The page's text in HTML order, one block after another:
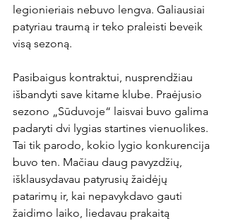
legionieriais nebuvo lengva. Galiausiai
patyriau traumą ir teko praleisti beveik
visą sezoną.
Pasibaigus kontraktui, nusprendžiau
išbandyti save kitame klube. Praėjusio
sezono „Sūduvoje“ laisvai buvo galima
padaryti dvi lygias startines vienuolikes.
Tai tik parodo, kokio lygio konkurencija
buvo ten. Mačiau daug pavyzdžių,
išklausydavau patyrusių žaidėjų
patarimų ir, kai nepavykdavo gauti
žaidimo laiko, liedavau prakaitą